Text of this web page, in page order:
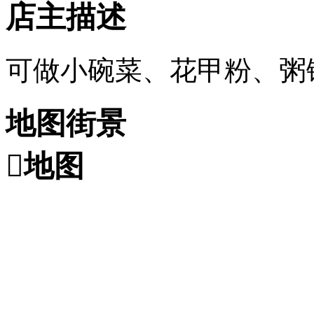
店主描述
可做小碗菜、花甲粉、
地图街景
地图